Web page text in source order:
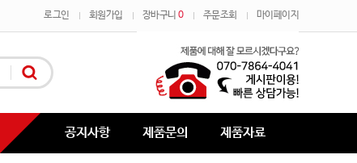
로그인 회원가입 장바구니 0 주문조회 마이페이지
공지사항 제품문의 제품자료